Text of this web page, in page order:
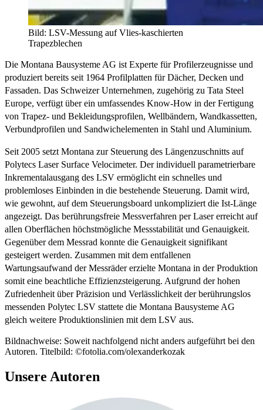
Bild: LSV-Messung auf Vlies-kaschierten
Trapezblechen
Die Montana Bausysteme AG ist Experte für Profilerzeugnisse und
produziert bereits seit 1964 Profilplatten für Dächer, Decken und
Fassaden. Das Schweizer Unternehmen, zugehörig zu Tata Steel
Europe, verfügt über ein umfassendes Know-How in der Fertigung
von Trapez- und Bekleidungsprofilen, Wellbändern, Wandkassetten,
Verbundprofilen und Sandwichelementen in Stahl und Aluminium.
Seit 2005 setzt Montana zur Steuerung des Längenzuschnitts auf
Polytecs Laser Surface Velocimeter. Der individuell parametrierbare
Inkrementalausgang des LSV ermöglicht ein schnelles und
problemloses Einbinden in die bestehende Steuerung. Damit wird,
wie gewohnt, auf dem Steuerungsboard unkompliziert die Ist-Länge
angezeigt. Das berührungsfreie Messverfahren per Laser erreicht auf
allen Oberflächen höchstmögliche Messstabilität und Genauigkeit.
Gegenüber dem Messrad konnte die Genauigkeit signifikant
gesteigert werden. Zusammen mit dem entfallenen
Wartungsaufwand der Messräder erzielte Montana in der Produktion
somit eine beachtliche Effizienzsteigerung. Aufgrund der hohen
Zufriedenheit über Präzision und Verlässlichkeit der berührungslos
messenden Polytec LSV stattete die Montana Bausysteme AG
gleich weitere Produktionslinien mit dem LSV aus.
Bildnachweise: Soweit nachfolgend nicht anders aufgeführt bei den
Autoren. Titelbild: ©fotolia.com/olexanderkozak
Unsere Autoren